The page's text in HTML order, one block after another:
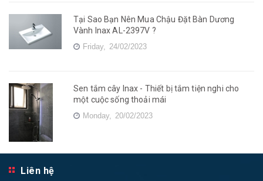
Tại Sao Bạn Nên Mua Chậu Đặt Bàn Dương
Vành Inax AL-2397V ?
Friday, 24/02/2023
Sen tắm cây Inax - Thiết bị tắm tiện nghi cho
một cuộc sống thoải mái
Monday, 20/02/2023
Liên hệ